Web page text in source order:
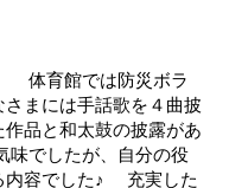
体育館では防災ボラ
まには手話歌を４曲披
品と和太鼓の披露があ
でしたが、自分の役
内容でした♪ 充実した